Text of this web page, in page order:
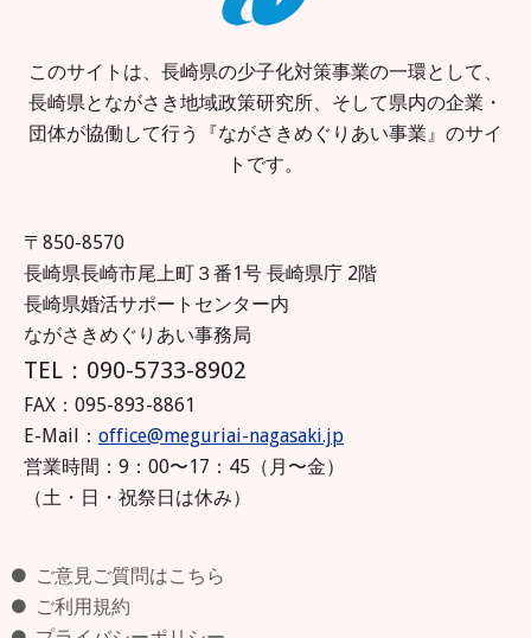
このサイトは、長崎県の少子化対策事業の一環として、
長崎県とながさき地域政策研究所、そして県内の企業・
団体が協働して行う『ながさきめぐりあい事業』のサイ
トです。
〒850-8570
長崎県長崎市尾上町３番1号 長崎県庁 2階
長崎県婚活サポートセンター内
ながさきめぐりあい事務局
TEL：090-5733-8902
FAX：095-893-8861
E-Mail： office@meguriai-nagasaki.jp
営業時間：9：00〜17：45（月〜金）
（土・日・祝祭日は休み）
ご意見ご質問はこちら
ご利用規約